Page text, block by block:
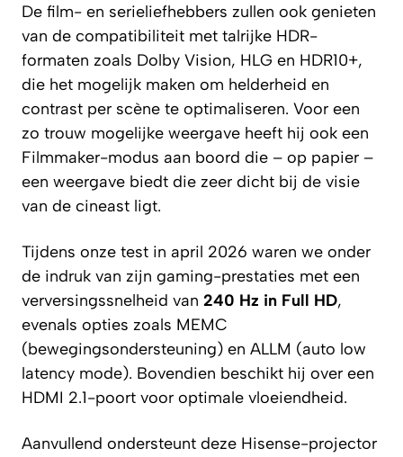
De film- en serieliefhebbers zullen ook genieten
van de compatibiliteit met talrijke HDR-
formaten zoals Dolby Vision, HLG en HDR10+,
die het mogelijk maken om helderheid en
contrast per scène te optimaliseren. Voor een
zo trouw mogelijke weergave heeft hij ook een
Filmmaker-modus aan boord die – op papier –
een weergave biedt die zeer dicht bij de visie
van de cineast ligt.
Tijdens onze test in april 2026 waren we onder
de indruk van zijn gaming-prestaties met een
verversingssnelheid van 240 Hz in Full HD,
evenals opties zoals MEMC
(bewegingsondersteuning) en ALLM (auto low
latency mode). Bovendien beschikt hij over een
HDMI 2.1-poort voor optimale vloeiendheid.
Aanvullend ondersteunt deze Hisense-projector